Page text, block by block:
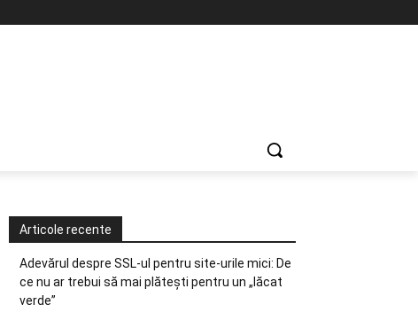
Articole recente
Adevărul despre SSL-ul pentru site-urile mici: De
ce nu ar trebui să mai plătești pentru un „lăcat
verde”